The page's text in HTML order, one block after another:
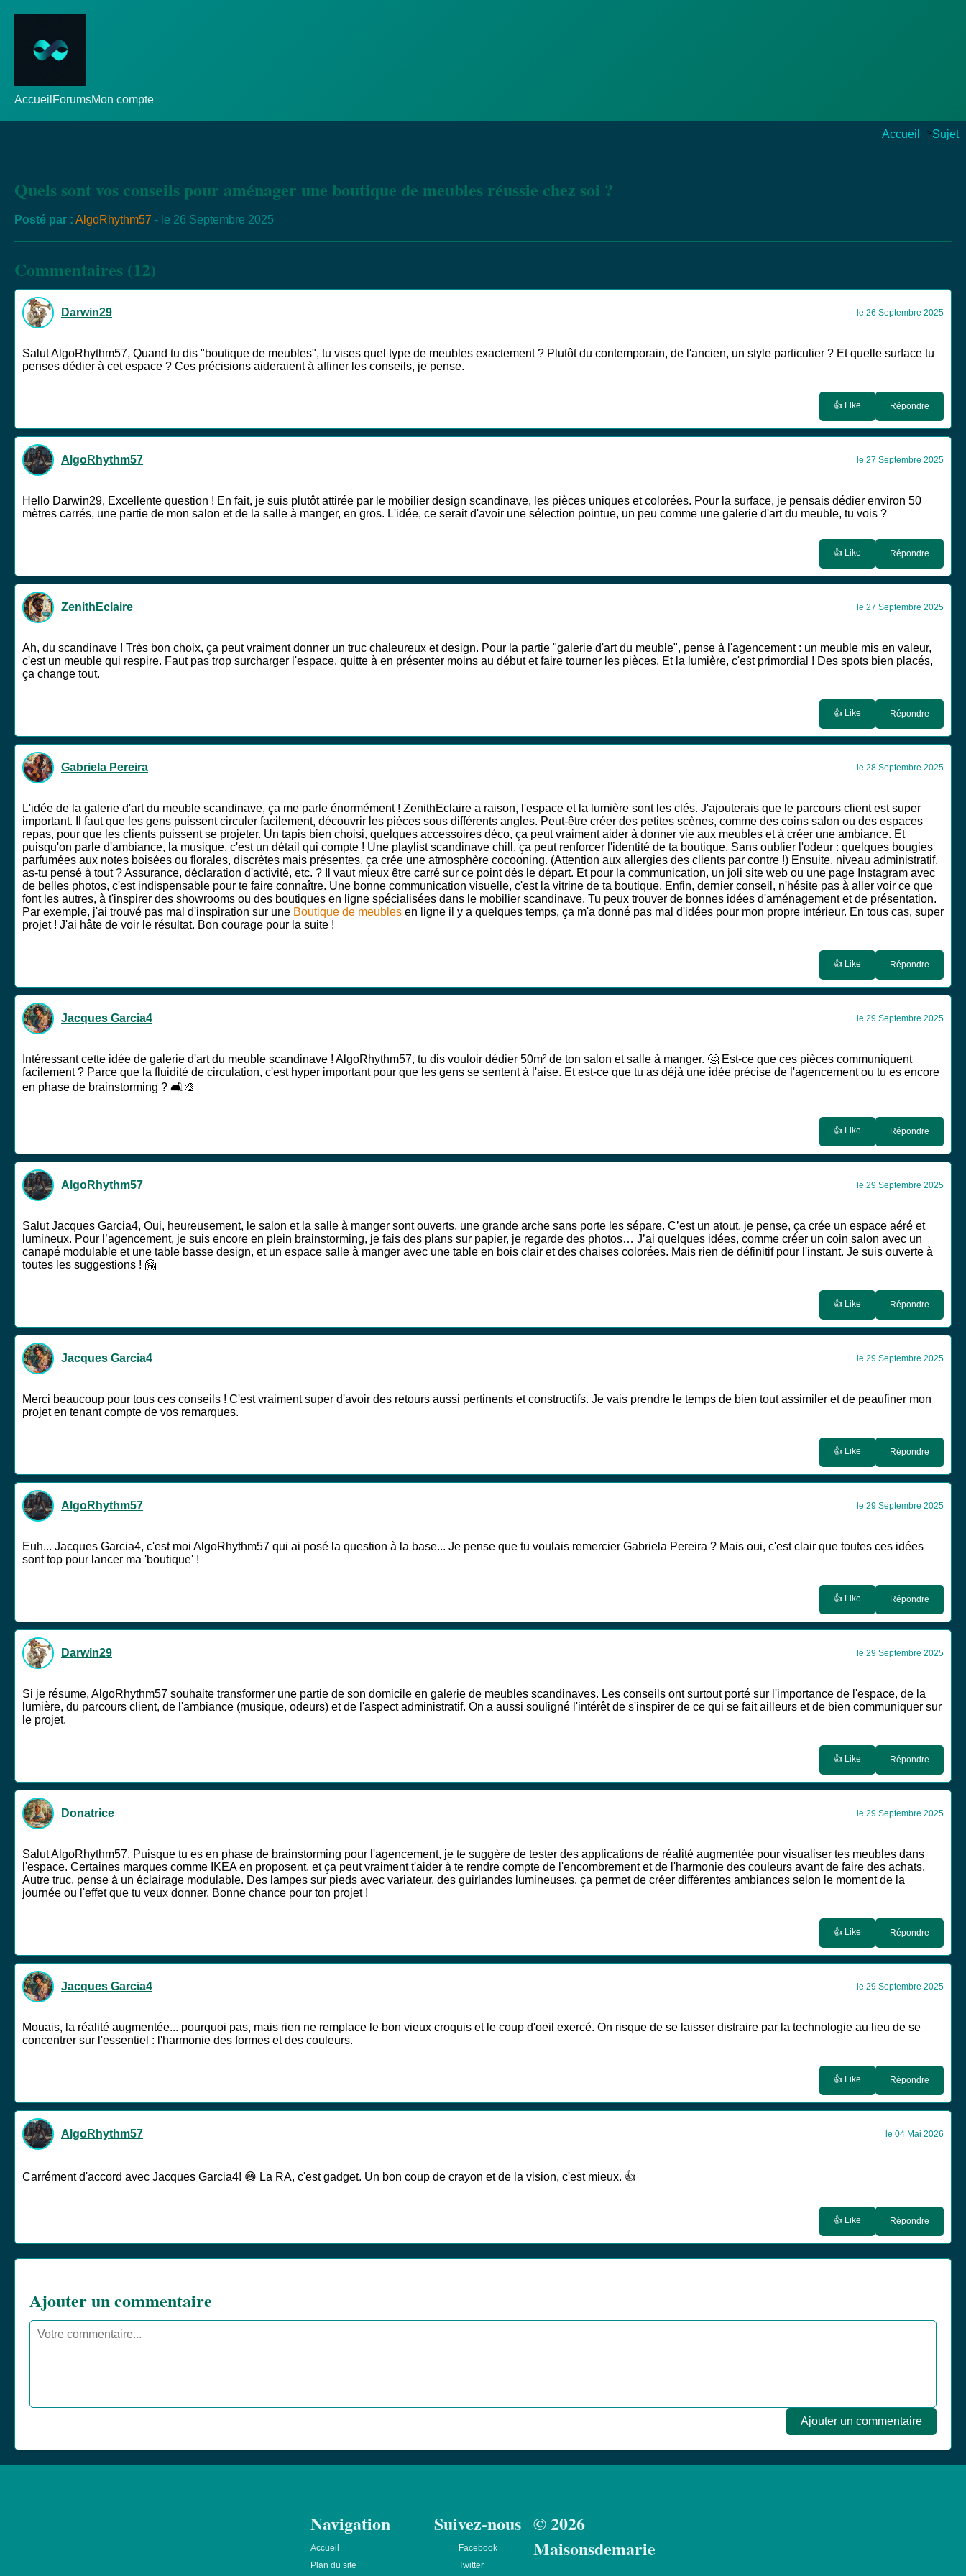
Accueil ForumsMon compte
Accueil >Sujet
Quels sont vos conseils pour aménager une boutique de meubles réussie chez soi ?
Posté par : AlgoRhythm57 - le 26 Septembre 2025
Commentaires (12)
Darwin29 le 26 Septembre 2025
Salut AlgoRhythm57, Quand tu dis "boutique de meubles", tu vises quel type de meubles exactement ? Plutôt du contemporain, de l'ancien, un style particulier ? Et quelle surface tu
penses dédier à cet espace ? Ces précisions aideraient à affiner les conseils, je pense.
👍 Like Répondre
AlgoRhythm57 le 27 Septembre 2025
Hello Darwin29, Excellente question ! En fait, je suis plutôt attirée par le mobilier design scandinave, les pièces uniques et colorées. Pour la surface, je pensais dédier environ 50
mètres carrés, une partie de mon salon et de la salle à manger, en gros. L'idée, ce serait d'avoir une sélection pointue, un peu comme une galerie d'art du meuble, tu vois ?
👍 Like Répondre
ZenithEclaire le 27 Septembre 2025
Ah, du scandinave ! Très bon choix, ça peut vraiment donner un truc chaleureux et design. Pour la partie "galerie d'art du meuble", pense à l'agencement : un meuble mis en valeur,
c'est un meuble qui respire. Faut pas trop surcharger l'espace, quitte à en présenter moins au début et faire tourner les pièces. Et la lumière, c'est primordial ! Des spots bien placés,
ça change tout.
👍 Like Répondre
Gabriela Pereira le 28 Septembre 2025
L'idée de la galerie d'art du meuble scandinave, ça me parle énormément ! ZenithEclaire a raison, l'espace et la lumière sont les clés. J'ajouterais que le parcours client est super
important. Il faut que les gens puissent circuler facilement, découvrir les pièces sous différents angles. Peut-être créer des petites scènes, comme des coins salon ou des espaces
repas, pour que les clients puissent se projeter. Un tapis bien choisi, quelques accessoires déco, ça peut vraiment aider à donner vie aux meubles et à créer une ambiance. Et
puisqu'on parle d'ambiance, la musique, c'est un détail qui compte ! Une playlist scandinave chill, ça peut renforcer l'identité de ta boutique. Sans oublier l'odeur : quelques bougies
parfumées aux notes boisées ou florales, discrètes mais présentes, ça crée une atmosphère cocooning. (Attention aux allergies des clients par contre !) Ensuite, niveau administratif,
as-tu pensé à tout ? Assurance, déclaration d'activité, etc. ? Il vaut mieux être carré sur ce point dès le départ. Et pour la communication, un joli site web ou une page Instagram avec
de belles photos, c'est indispensable pour te faire connaître. Une bonne communication visuelle, c'est la vitrine de ta boutique. Enfin, dernier conseil, n'hésite pas à aller voir ce que
font les autres, à t'inspirer des showrooms ou des boutiques en ligne spécialisées dans le mobilier scandinave. Tu peux trouver de bonnes idées d'aménagement et de présentation.
Par exemple, j'ai trouvé pas mal d'inspiration sur une Boutique de meubles en ligne il y a quelques temps, ça m'a donné pas mal d'idées pour mon propre intérieur. En tous cas, super
projet ! J'ai hâte de voir le résultat. Bon courage pour la suite !
👍 Like Répondre
Jacques Garcia4 le 29 Septembre 2025
Intéressant cette idée de galerie d'art du meuble scandinave ! AlgoRhythm57, tu dis vouloir dédier 50m² de ton salon et salle à manger. 🤔 Est-ce que ces pièces communiquent
facilement ? Parce que la fluidité de circulation, c'est hyper important pour que les gens se sentent à l'aise. Et est-ce que tu as déjà une idée précise de l'agencement ou tu es encore
en phase de brainstorming ? 🛋️🎨
👍 Like Répondre
AlgoRhythm57 le 29 Septembre 2025
Salut Jacques Garcia4, Oui, heureusement, le salon et la salle à manger sont ouverts, une grande arche sans porte les sépare. C’est un atout, je pense, ça crée un espace aéré et
lumineux. Pour l’agencement, je suis encore en plein brainstorming, je fais des plans sur papier, je regarde des photos… J’ai quelques idées, comme créer un coin salon avec un
canapé modulable et une table basse design, et un espace salle à manger avec une table en bois clair et des chaises colorées. Mais rien de définitif pour l'instant. Je suis ouverte à
toutes les suggestions ! 🤗
👍 Like Répondre
Jacques Garcia4 le 29 Septembre 2025
Merci beaucoup pour tous ces conseils ! C'est vraiment super d'avoir des retours aussi pertinents et constructifs. Je vais prendre le temps de bien tout assimiler et de peaufiner mon
projet en tenant compte de vos remarques.
👍 Like Répondre
AlgoRhythm57 le 29 Septembre 2025
Euh... Jacques Garcia4, c'est moi AlgoRhythm57 qui ai posé la question à la base... Je pense que tu voulais remercier Gabriela Pereira ? Mais oui, c'est clair que toutes ces idées
sont top pour lancer ma 'boutique' !
👍 Like Répondre
Darwin29 le 29 Septembre 2025
Si je résume, AlgoRhythm57 souhaite transformer une partie de son domicile en galerie de meubles scandinaves. Les conseils ont surtout porté sur l'importance de l'espace, de la
lumière, du parcours client, de l'ambiance (musique, odeurs) et de l'aspect administratif. On a aussi souligné l'intérêt de s'inspirer de ce qui se fait ailleurs et de bien communiquer sur
le projet.
👍 Like Répondre
Donatrice le 29 Septembre 2025
Salut AlgoRhythm57, Puisque tu es en phase de brainstorming pour l'agencement, je te suggère de tester des applications de réalité augmentée pour visualiser tes meubles dans
l'espace. Certaines marques comme IKEA en proposent, et ça peut vraiment t'aider à te rendre compte de l'encombrement et de l'harmonie des couleurs avant de faire des achats.
Autre truc, pense à un éclairage modulable. Des lampes sur pieds avec variateur, des guirlandes lumineuses, ça permet de créer différentes ambiances selon le moment de la
journée ou l'effet que tu veux donner. Bonne chance pour ton projet !
👍 Like Répondre
Jacques Garcia4 le 29 Septembre 2025
Mouais, la réalité augmentée... pourquoi pas, mais rien ne remplace le bon vieux croquis et le coup d'oeil exercé. On risque de se laisser distraire par la technologie au lieu de se
concentrer sur l'essentiel : l'harmonie des formes et des couleurs.
👍 Like Répondre
AlgoRhythm57 le 04 Mai 2026
Carrément d'accord avec Jacques Garcia4! 😅 La RA, c'est gadget. Un bon coup de crayon et de la vision, c'est mieux. 👍
👍 Like Répondre
Ajouter un commentaire
Ajouter un commentaire
Navigation
Accueil
Plan du site
Suivez-nous
Facebook
Twitter
© 2026
Maisonsdemarie